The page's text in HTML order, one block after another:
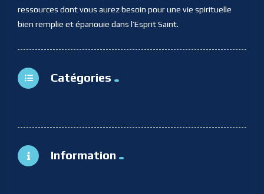
ressources dont vous aurez besoin pour une vie spirituelle
bien remplie et épanouie dans l’Esprit Saint.
Catégories
Information